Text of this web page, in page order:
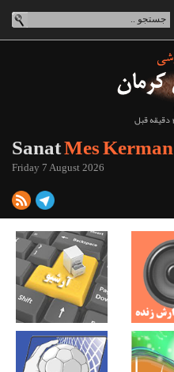
SanatMes Kerman
Friday 7 August 2026